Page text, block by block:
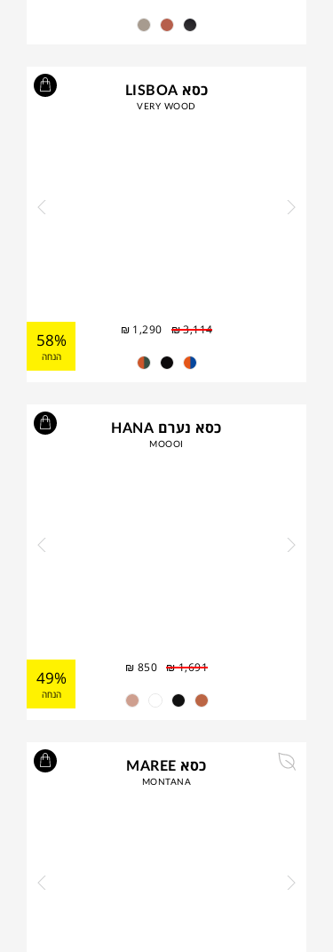
כסא LISBOA
VERY WOOD
₪3,114
₪ 1,290
58%
הנחה
כסא נערם HANA
MOOOI
₪1,691
₪ 850
49%
הנחה
כסא MAREE
MONTANA